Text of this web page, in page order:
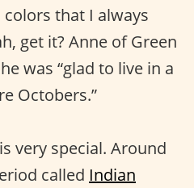
that I always
get it? Anne of Green
was “glad to live in a
Octobers.”
very special. Around
called Indian